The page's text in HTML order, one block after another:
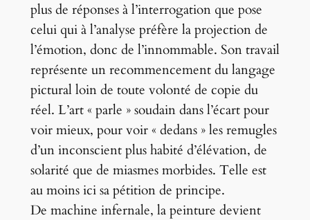
plus de réponses à l’interrogation que pose
celui qui à l’analyse préfère la projection de
l’émotion, donc de l’innommable. Son travail
représente un recommencement du langage
pictural loin de toute volonté de copie du
réel. L’art « parle » soudain dans l’écart pour
voir mieux, pour voir « dedans » les remugles
d’un inconscient plus habité d’élévation, de
solarité que de miasmes morbides. Telle est
au moins ici sa pétition de principe.
De machine infernale, la peinture devient